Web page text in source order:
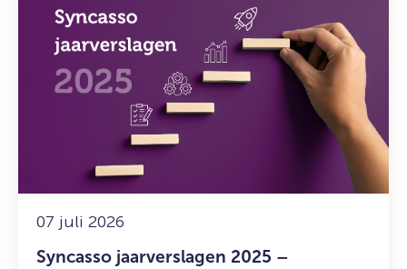
07 juli 2026
Syncasso jaarverslagen 2025 –
Syncasso
jaarverslagen
resultaten